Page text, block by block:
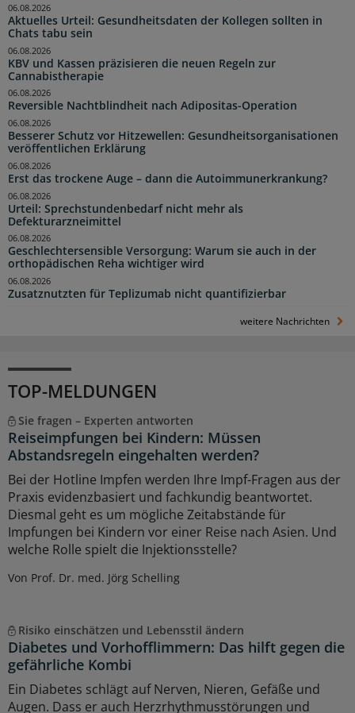
Aktuelles Urteil: Gesundheitsdaten der Kollegen sollten in
Chats tabu sein
06.08.2026
KBV und Kassen präzisieren die neuen Regeln zur
Cannabistherapie
06.08.2026
Reversible Nachtblindheit nach Adipositas-Operation
06.08.2026
Besserer Schutz vor Hitzewellen: Gesundheitsorganisationen
veröffentlichen Erklärung
06.08.2026
Erst das trockene Auge – dann die Autoimmunerkrankung?
06.08.2026
Urteil: Sprechstundenbedarf nicht mehr als
Defekturarzneimittel
06.08.2026
Geschlechtersensible Versorgung: Warum sie auch in der
orthopädischen Reha wichtiger wird
06.08.2026
Zusatznutzten für Teplizumab nicht quantifizierbar
06.08.2026
weitere Nachrichten
TOP-MELDUNGEN
Sie fragen – Experten antworten
Reiseimpfungen bei Kindern: Müssen
Abstandsregeln eingehalten werden?
Bei der Hotline Impfen werden Ihre Impf-Fragen aus der
Praxis evidenzbasiert und fachkundig beantwortet.
Diesmal geht es um mögliche Zeitabstände für
Impfungen bei Kindern vor einer Reise nach Asien. Und
welche Rolle spielt die Injektionsstelle?
Von Prof. Dr. med. Jörg Schelling
Risiko einschätzen und Lebensstil ändern
Diabetes und Vorhofflimmern: Das hilft gegen die
gefährliche Kombi
Ein Diabetes schlägt auf Nerven, Nieren, Gefäße und
Augen. Dass er auch Herzrhythmusstörungen und